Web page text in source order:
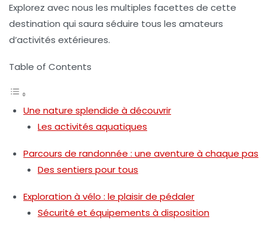
Explorez avec nous les multiples facettes de cette
destination qui saura séduire tous les amateurs
d’activités extérieures.
Table of Contents
Une nature splendide à découvrir
Les activités aquatiques
Parcours de randonnée : une aventure à chaque pas
Des sentiers pour tous
Exploration à vélo : le plaisir de pédaler
Sécurité et équipements à disposition